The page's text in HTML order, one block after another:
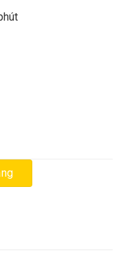
(Túi vải, 2 pin 2.0ah,